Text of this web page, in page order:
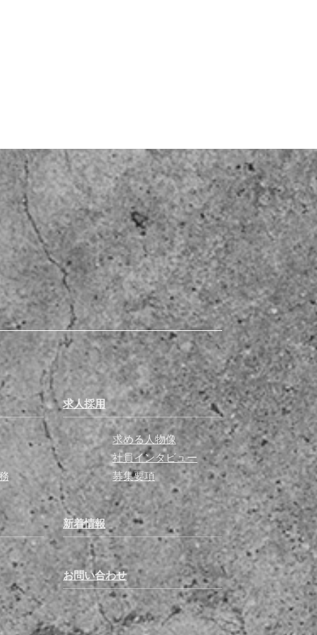
求人採用
求める人物像
社員インタビュー
募集要項
新着情報
お問い合わせ